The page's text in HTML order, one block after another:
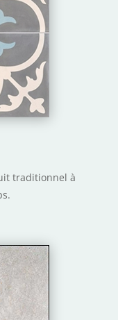
traditionnel à